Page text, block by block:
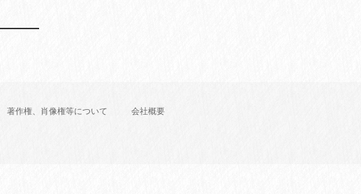
著作権、肖像権等について 会社概要